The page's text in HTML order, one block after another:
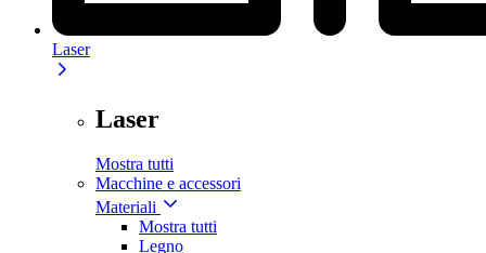
Laser
Laser
Mostra tutti
Macchine e accessori
Materiali
Mostra tutti
Legno